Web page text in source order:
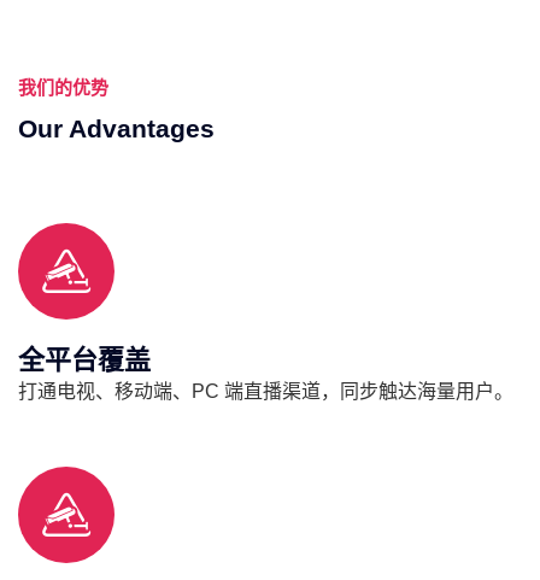
我们的优势
Our Advantages
全平台覆盖
打通电视、移动端、PC 端直播渠道，同步触达海量用户。